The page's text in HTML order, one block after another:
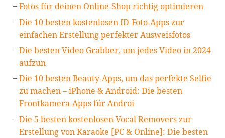
Fotos für deinen Online-Shop richtig optimieren
Die 10 besten kostenlosen ID-Foto-Apps zur
einfachen Erstellung perfekter Ausweisfotos
Die besten Video Grabber, um jedes Video in 2024
aufzun
Die 10 besten Beauty-Apps, um das perfekte Selfie
zu machen – iPhone & Android: Die besten
Frontkamera-Apps für Androi
Die 5 besten kostenlosen Vocal Removers zur
Erstellung von Karaoke [PC & Online]: Die besten